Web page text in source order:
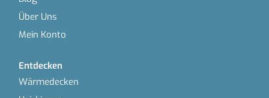
Über Uns
Mein Konto
Entdecken
Wärmedecken